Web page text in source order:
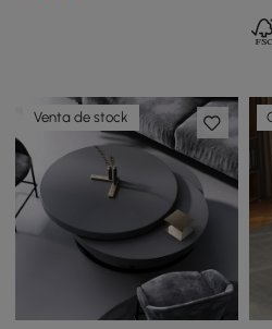
Venta de stock